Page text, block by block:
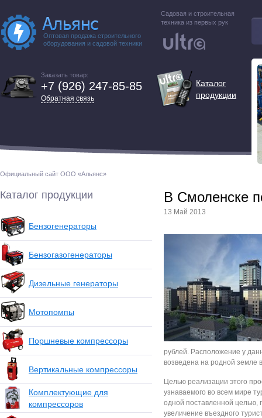
Оптовая продажа строительного
оборудования и садовой техники
Садовая и строительная
техника из первых рук
Заказать товар:
+7 (926) 247-85-85
Обратная связь
Каталог
продукции
Официальный сайт ООО «Альянс»
Каталог продукции
Бензогенераторы
Бензогазогенераторы
Дизельные генераторы
Мотопомпы
Поршневые компрессоры
Вертикальные компрессоры
Комплектующие для
компрессоров
В Смоленске
13 Май 2013
рублей. Расположение у
возведена на родной земле
Целью реализации этого
узнаваемого во всем мире
одной поставленной целью,
увеличение въездного